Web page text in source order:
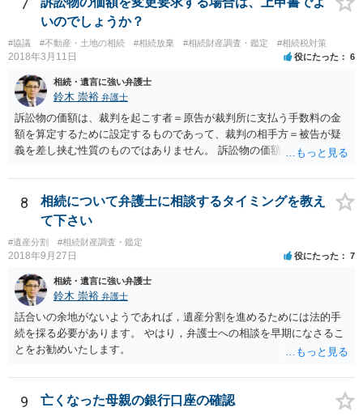
ありません。 なお、私が扱った相続放棄を検討していた案件で、期間
伸長して調査したところ、サラ金に対する過払金など相当な財産が見
つかったため相続したという事例がありました。
いのでしょうか？
#協議 #不動産・土地の相続 #相続放棄 #相続財産調査・鑑定 #相続税対策
2018年3月11日 役にたった 6
相続・遺言に強い弁護士
鈴木 崇裕 弁護士
訴訟物の価額は、裁判を起こす者＝原告が裁判所に支払う手数料の金
額を算定するために設定するものであって、裁判の相手方＝被告が疑
義を差し挟む性質のものではありません。 訴訟物の価額自体が裁判の
したとしても、変更されることはありません。
8
相続について弁護士に相談するタイミングを教え
て下さい
#遺産分割 #相続財産調査・鑑定
2018年9月27日 役にたった 7
相続・遺言に強い弁護士
鈴木 崇裕 弁護士
話合いの余地がないようであれば，遺産分割を進めるためには法的手
続を採る必要があります。 やはり，弁護士への相談を早期になさるこ
とをお勧めいたします。
9 亡くなった母親の銀行口座の確認